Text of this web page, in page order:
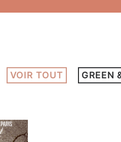
VOIR TOUT GREEN